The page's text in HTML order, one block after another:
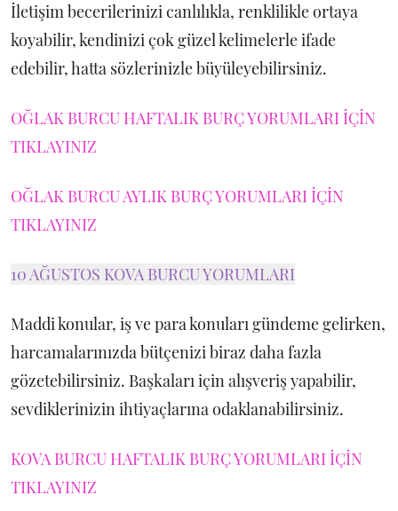
İletişim becerilerinizi canlılıkla, renklilikle ortaya
koyabilir, kendinizi çok güzel kelimelerle ifade
edebilir, hatta sözlerinizle büyüleyebilirsiniz.
OĞLAK BURCU HAFTALIK BURÇ YORUMLARI İÇİN
TIKLAYINIZ
OĞLAK BURCU AYLIK BURÇ YORUMLARI İÇİN
TIKLAYINIZ
10 AĞUSTOS KOVA BURCU YORUMLARI
Maddi konular, iş ve para konuları gündeme gelirken,
harcamalarınızda bütçenizi biraz daha fazla
gözetebilirsiniz. Başkaları için alışveriş yapabilir,
sevdiklerinizin ihtiyaçlarına odaklanabilirsiniz.
KOVA BURCU HAFTALIK BURÇ YORUMLARI İÇİN
TIKLAYINIZ